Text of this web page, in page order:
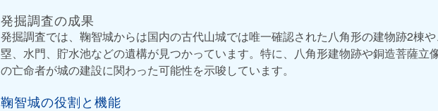
発掘調査の成果
発掘調査では、鞠智城からは国内の古代山城では唯一確認された八角形の建物跡2棟
塁、水門、貯水池などの遺構が見つかっています。特に、八角形建物跡や銅造菩薩立
の亡命者が城の建設に関わった可能性を示唆しています。
鞠智城の役割と機能